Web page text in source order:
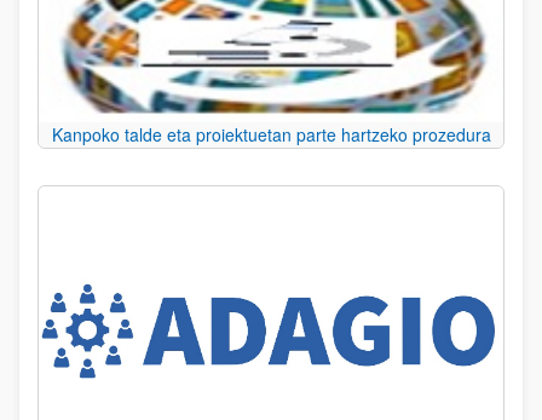
Kanpoko talde eta proiektuetan parte hartzeko prozedura